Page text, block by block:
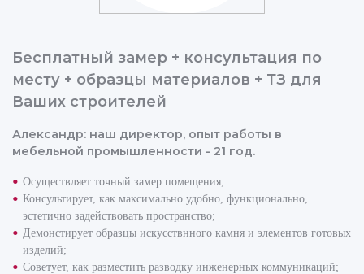
Бесплатный замер + консультация по
месту + образцы материалов + ТЗ для
Ваших строителей
Александр: наш директор, опыт работы в
мебельной промышленности - 21 год.
Осуществляет точный замер помещения;
Консультирует, как максимально удобно, функционально,
эстетично задействовать пространство;
Демонстирует образцы искусствнного камня и элементов готовых
изделий;
Советует, как разместить разводку инженерных коммуникаций;